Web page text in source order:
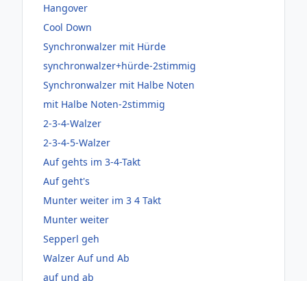
Hangover
Cool Down
Synchronwalzer mit Hürde
synchronwalzer+hürde-2stimmig
Synchronwalzer mit Halbe Noten
mit Halbe Noten-2stimmig
2-3-4-Walzer
2-3-4-5-Walzer
Auf gehts im 3-4-Takt
Auf geht's
Munter weiter im 3 4 Takt
Munter weiter
Sepperl geh
Walzer Auf und Ab
auf und ab